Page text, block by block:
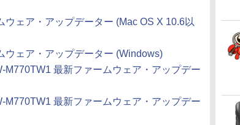
ェア・アップデーター (Mac OS X 10.6以
ウェア・アップデーター (Windows)
最新ファームウェア・アップデー
最新ファームウェア・アップデー